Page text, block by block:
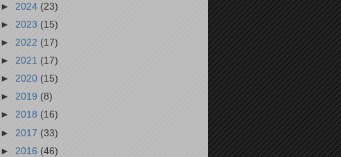
► 2024 (23)
► 2023 (15)
► 2022 (17)
► 2021 (17)
► 2020 (15)
► 2019 (8)
► 2018 (16)
► 2017 (33)
► 2016 (46)